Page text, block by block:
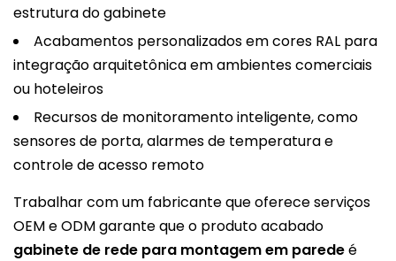
estrutura do gabinete
Acabamentos personalizados em cores RAL para
integração arquitetônica em ambientes comerciais
ou hoteleiros
Recursos de monitoramento inteligente, como
sensores de porta, alarmes de temperatura e
controle de acesso remoto
Trabalhar com um fabricante que oferece serviços
OEM e ODM garante que o produto acabado
gabinete de rede para montagem em paredeé